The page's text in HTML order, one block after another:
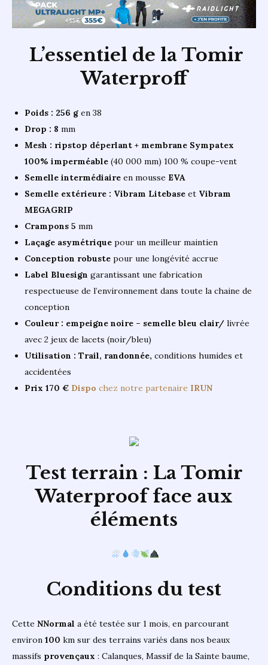
L’essentiel de la Tomir
Waterproff
Poids : 256 g en 38
Drop : 8 mm
Mesh : ripstop déperlant + membrane Sympatex
100% imperméable (40 000 mm) 100 % coupe-vent
Semelle intermédiaire en mousse EVA
Semelle extérieure : Vibram Litebase et Vibram
MEGAGRIP
Crampons 5 mm
Laçage asymétrique pour un meilleur maintien
Conception robuste pour une longévité accrue
Label Bluesign garantissant une fabrication
respectueuse de l’environnement dans toute la chaine de
conception
Couleur : empeigne noire – semelle bleu clair/ livrée
avec 2 jeux de lacets (noir/bleu)
Utilisation : Trail, randonnée, conditions humides et
accidentées
Prix 170 € Dispo chez notre partenaire IRUN
Test terrain : La Tomir
Waterproof face aux
éléments
Conditions du test
Cette NNormal a été testée sur 1 mois, en parcourant
environ 100 km sur des terrains variés dans nos beaux
massifs provençaux : Calanques, Massif de la Sainte baume,